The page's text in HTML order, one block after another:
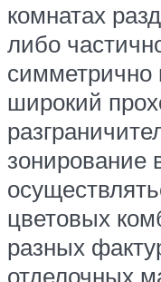
комнатах
либо
симметрично
широкий
зонирование
цветовых
разных
отделочных